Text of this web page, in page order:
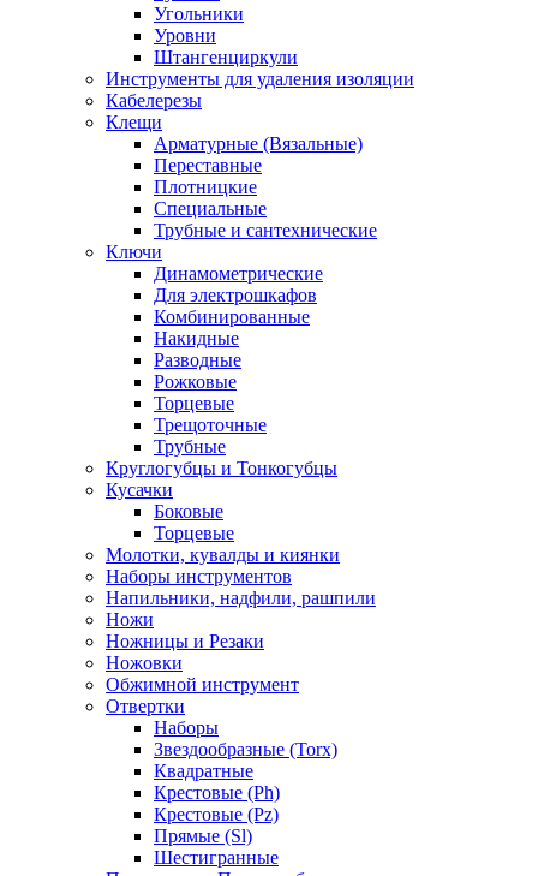
Угольники
Уровни
Штангенциркули
Инструменты для удаления изоляции
Кабелерезы
Клещи
Арматурные (Вязальные)
Переставные
Плотницкие
Специальные
Трубные и сантехнические
Ключи
Динамометрические
Для электрошкафов
Комбинированные
Накидные
Разводные
Рожковые
Торцевые
Трещоточные
Трубные
Круглогубцы и Тонкогубцы
Кусачки
Боковые
Торцевые
Молотки, кувалды и киянки
Наборы инструментов
Напильники, надфили, рашпили
Ножи
Ножницы и Резаки
Ножовки
Обжимной инструмент
Отвертки
Наборы
Звездообразные (Torx)
Квадратные
Крестовые (Ph)
Крестовые (Pz)
Прямые (Sl)
Шестигранные